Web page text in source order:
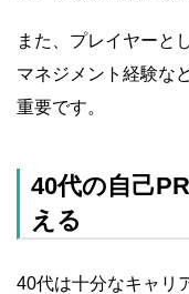
また、プレイヤーと
マネジメント経験な
重要です。
40代の自己
える
40代は十分なキャリ